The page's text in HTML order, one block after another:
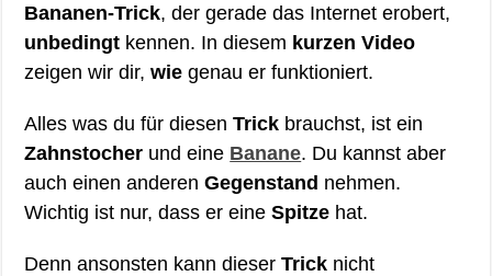
Bananen-Trick, der gerade das Internet erobert,
unbedingt kennen. In diesem kurzen Video
zeigen wir dir,wie genau er funktioniert.
Alles was du für diesenTrick brauchst, ist ein
Zahnstocher und eine Banane. Du kannst aber
auch einen anderenGegenstand nehmen.
Wichtig ist nur, dass er eineSpitze hat.
Denn ansonsten kann dieserTrick nicht